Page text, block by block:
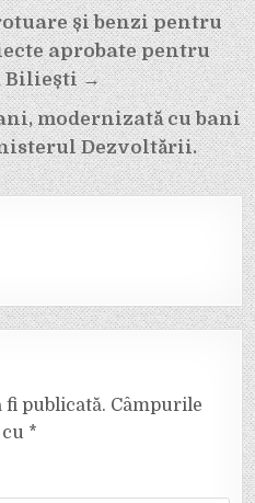
și benzi pentru
aprobate pentru
Biliești →
modernizată cu bani
Dezvoltării.
fi publicată. Câmpurile
*